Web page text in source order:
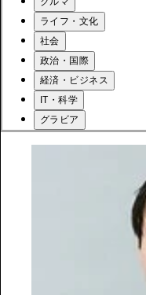
ライフ・文化
社会
政治・国際
経済・ビジネス
IT・科学
グラビア